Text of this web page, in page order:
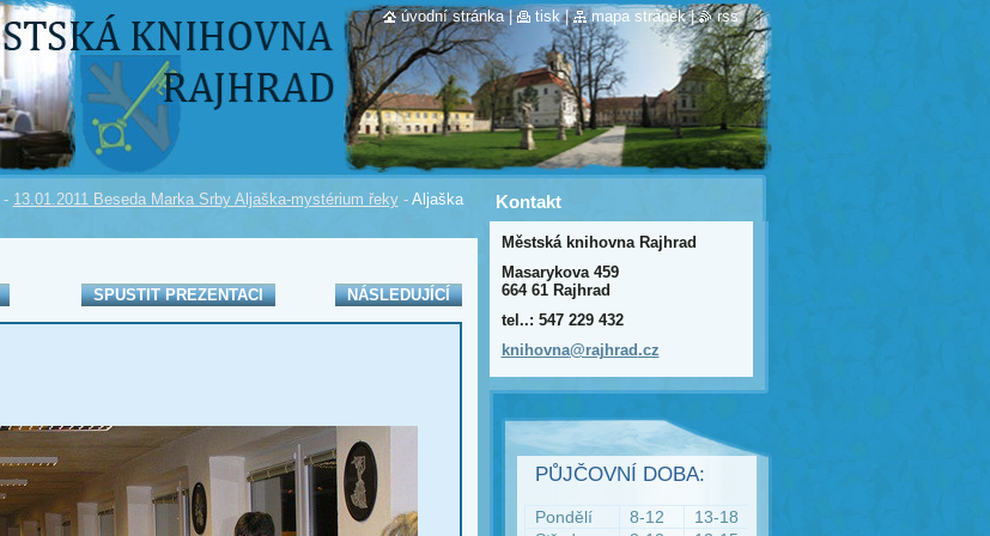
- 13.01.2011 Beseda Marka Srby Aljaška-mystérium řeky - Aljaška
SPUSTIT PREZENTACI
NÁSLEDUJÍCÍ
Kontakt
Městská knihovna Rajhrad
Masarykova 459
664 61 Rajhrad
tel..: 547 229 432
knihovna@rajhrad .cz
PŮJČOVNÍ DOBA:
Pondělí 8-12
13-18
úvodní stránka | tisk | mapa stránek | rss